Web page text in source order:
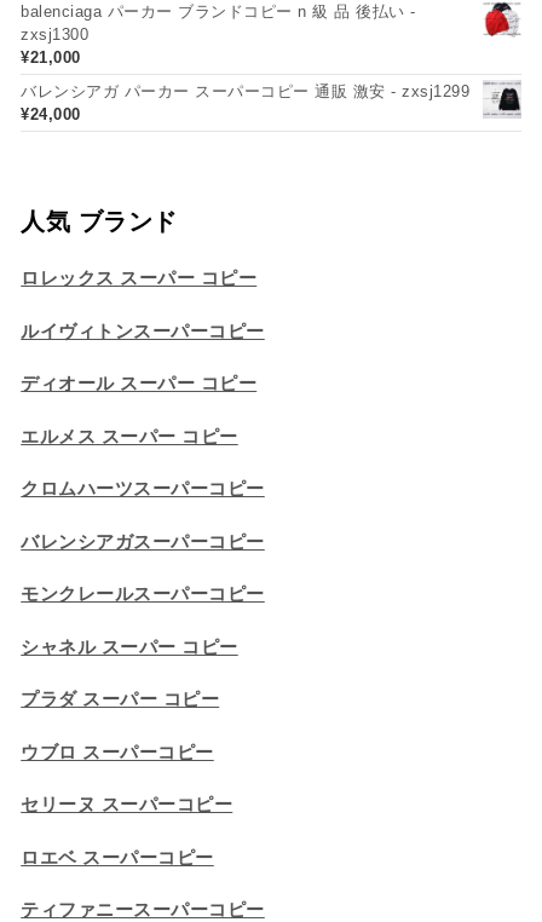
balenciaga パーカー ブランドコピー n 級 品 後払い -
zxsj1300
¥21,000
バレンシアガ パーカー スーパーコピー 通販 激安 - zxsj1299
¥24,000
人気 ブランド
ロレックス スーパー コピー
ルイヴィトンスーパーコピー
ディオール スーパー コピー
エルメス スーパー コピー
クロムハーツスーパーコピー
バレンシアガスーパーコピー
モンクレールスーパーコピー
シャネル スーパー コピー
プラダ スーパー コピー
ウブロ スーパーコピー
セリーヌ スーパーコピー​
ロエベ スーパーコピー
ティファニースーパーコピー